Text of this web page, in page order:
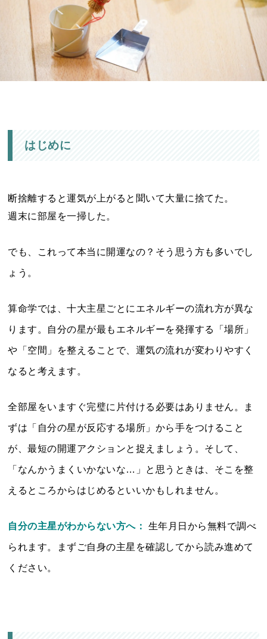
はじめに
断捨離すると運気が上がると聞いて大量に捨てた。
週末に部屋を一掃した。
でも、これって本当に開運なの？そう思う方も多いでし
ょう。
算命学では、十大主星ごとにエネルギーの流れ方が異な
ります。自分の星が最もエネルギーを発揮する「場所」
や「空間」を整えることで、運気の流れが変わりやすく
なると考えます。
全部屋をいますぐ完璧に片付ける必要はありません。ま
ずは「自分の星が反応する場所」から手をつけること
が、最短の開運アクションと捉えましょう。そして、
「なんかうまくいかないな…」と思うときは、そこを整
えるところからはじめるといいかもしれません。
自分の主星がわからない方へ： 生年月日から無料で調べ
られます。まずご自身の主星を確認してから読み進めて
ください。